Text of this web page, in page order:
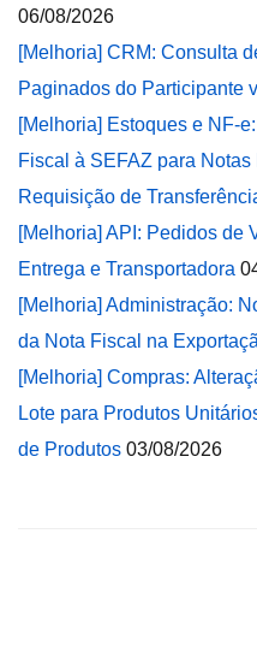
06/08/2026
[Melhoria] CRM: Consulta
Paginados do Participante
[Melhoria] Estoques e NF-
Fiscal à SEFAZ para
Requisição de
[Melhoria] API: Pedidos de
Entrega e Transportadora
[Melhoria] Administração:
da Nota Fiscal na
[Melhoria] Compras:
Lote para Produtos
de Produtos 03/08/2026